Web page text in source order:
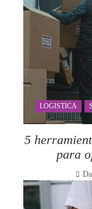
LOGISTICA
5
para